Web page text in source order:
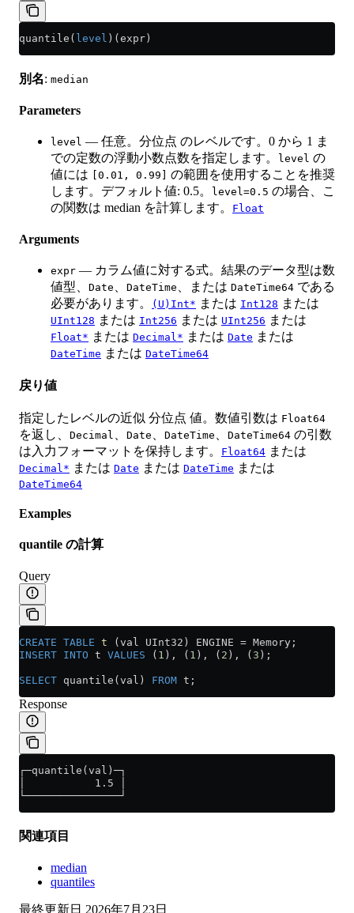
quantile( level )(expr)
別名: median
Parameters
level — 任意。分位点 のレベルです。0 から 1 ま
での定数の浮動小数点数を指定します。
level の
値には
[0.01, 0.99]
の範囲を使用することを推奨
します。デフォルト値: 0.5。
level=0.5 の場合、こ
の関数は median を計算します。
Float
Arguments
expr — カラム値に対する式。結果のデータ型は数
値型、 Date 、 DateTime 、または DateTime64 である
必要があります。
(U)Int* または Int128 または
UInt128 または Int256 または UInt256 または
Float* または Decimal* または Date または
DateTime または DateTime64
戻り値
指定したレベルの近似 分位点 値。数値引数は Float64
を返し、 Decimal 、 Date 、 DateTime 、 DateTime64 の引数
は入力フォーマットを保持します。
Float64 または
Decimal* または Date または DateTime または
DateTime64
Examples
quantile の計算
Query
CREATE TABLE t (val UInt32) ENGINE = Memory;
INSERT INTO t VALUES ( 1 ), ( 1 ), ( 2 ), ( 3 );
SELECT quantile(val) FROM t;
Response
┌─quantile(val)─┐
│           1.5 │
└───────────────┘
関連項目
median
quantiles
最終更新日 2026年7月23日